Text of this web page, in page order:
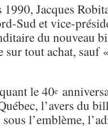
1990, Jacques
Sud et vice-
du nouveau
sur tout achat, sauf
le 40e
l’avers du
l’emblème,